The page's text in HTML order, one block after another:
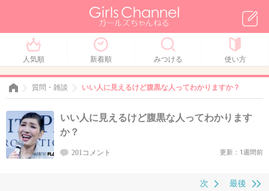
人気順 新着順 みつける 使い方
質問・雑談 いい人に見えるけど腹黒な人ってわかりますか？
いい人に見えるけど腹黒な人ってわかります
か？
201コメント 更新：1週間前
最後
次